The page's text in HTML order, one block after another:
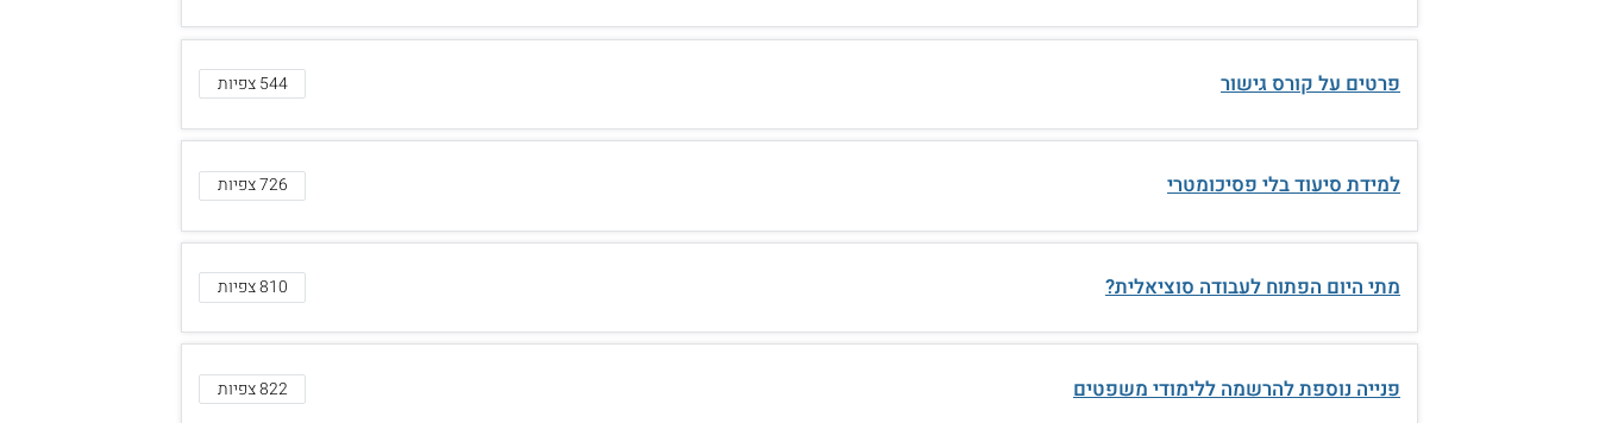
פרטים על קורס גישור 544 צפיות
למידת סיעוד בלי פסיכומטרי 726 צפיות
מתי היום הפתוח לעבודה סוציאלית? 810 צפיות
פנייה נוספת להרשמה ללימודי משפטים 822 צפיות